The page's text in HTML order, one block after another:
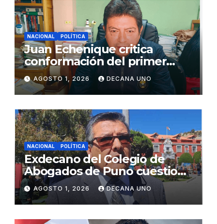
NACIONAL POLÍTICA
Juan Echenique critica
conformación del primer
gabinete ministerial de Keiko
Fujimori
AGOSTO 1, 2026 DECANA UNO
NACIONAL POLÍTICA
Exdecano del Colegio de
Abogados de Puno cuestiona
propuestas sobre seguridad
ciudadana
AGOSTO 1, 2026 DECANA UNO